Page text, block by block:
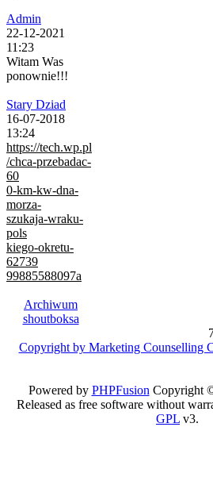
Admin
22-12-2021
11:23
Witam Was
ponownie!!!
Stary Dziad
16-07-2018
13:24
https://tech.wp.pl
/chca-przebadac-
60
0-km-kw-dna-
morza-
szukaja-wraku-
pols
kiego-okretu-
62739
99885588097a
Archiwum
shoutboksa
Copyright by Marketing Counselling
Powered by PHPFusion Copyright
Released as free software without
GPL v3.